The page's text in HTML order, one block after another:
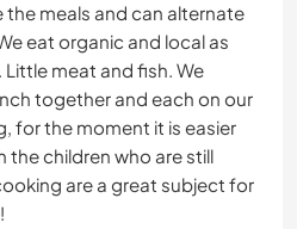
the meals and can alternate
eat organic and local as
meat and fish. We
together and each on our
for the moment it is easier
the children who are still
are a great subject for